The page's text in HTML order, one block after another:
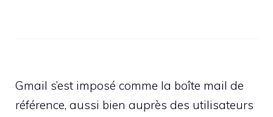
Gmail s’est imposé comme la boîte mail de
référence, aussi bien auprès des utilisateurs